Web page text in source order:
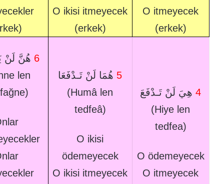
O ikisi itmeyecek
(erkek)
O itmeyecek
(erkek)
هُنَّ لَنْ 6
len
هُمَا لَنْ تَـدْفَعَا 5
(Humâ len
tedfeâ)
O ikisi
ödemeyecek
O ikisi itmeyecek
هِيَ لَنْ تَـدْفَعَ 4
(Hiye len
tedfea)
O ödemeyecek
O itmeyecek